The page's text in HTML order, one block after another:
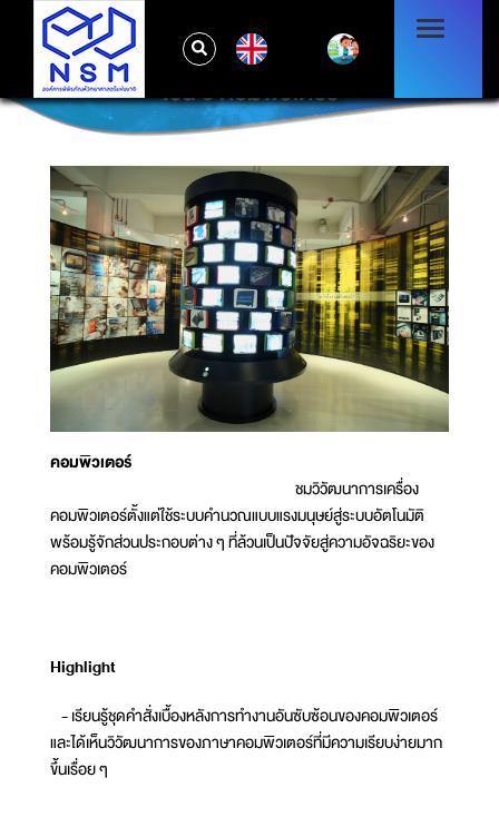
โซน 5 คอมพิวเตอร์
คอมพิวเตอร์
ชมวิวัฒนาการเครื่อง
คอมพิวเตอร์ตั้งแต่ใช้ระบบคำนวณแบบแรงมนุษย์สู่ระบบอัตโนมัติ
พร้อมรู้จักส่วนประกอบต่าง ๆ ที่ล้วนเป็นปัจจัยสู่ความอัจฉริยะของ
คอมพิวเตอร์
Highlight
- เรียนรู้ชุดคำสั่งเบื้องหลังการทำงานอันซับซ้อนของคอมพิวเตอร์
และได้เห็นวิวัฒนาการของภาษาคอมพิวเตอร์ที่มีความเรียบง่ายมาก
ขึ้นเรื่อย ๆ